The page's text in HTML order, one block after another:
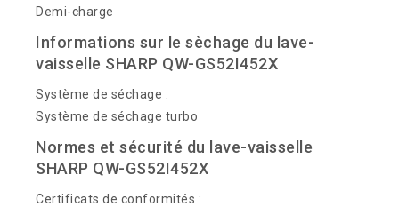
Demi-charge
Informations sur le sèchage du lave-
vaisselle SHARP QW-GS52I452X
Système de séchage :
Système de séchage turbo
Normes et sécurité du lave-vaisselle
SHARP QW-GS52I452X
Certificats de conformités :